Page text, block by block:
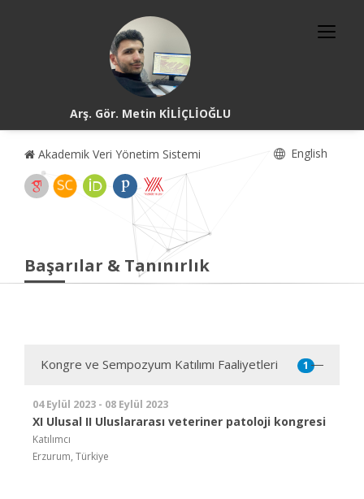
Arş. Gör. Metin KİLİÇLİOĞLU
Akademik Veri Yönetim Sistemi English
Başarılar & Tanınırlık
Kongre ve Sempozyum Katılımı Faaliyetleri 1
04 Eylül 2023 - 08 Eylül 2023
XI Ulusal II Uluslararası veteriner patoloji kongresi
Katılımcı
Erzurum, Türkiye